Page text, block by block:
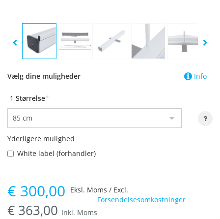
Info
Vælg dine muligheder
1 Størrelse*
Yderligere mulighed
White label (forhandler)
€ 300,00
€ 363,00 Inkl. Moms
Eksl. Moms / Excl.
Forsendelsesomkostninger